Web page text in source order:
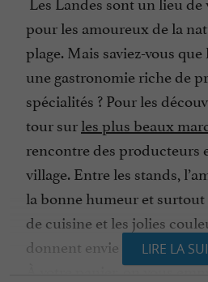
pour les amoureux de la
plage. Mais saviez-vous
une gastronomie riche de
spécialités ? Pour les
tour surles plus beaux
rencontre des producteurs
village. Entre les stands,
la bonne humeur et
de cuisine et les jolies
donnent envie de tout
À votre panier, on vous
LIRE LA